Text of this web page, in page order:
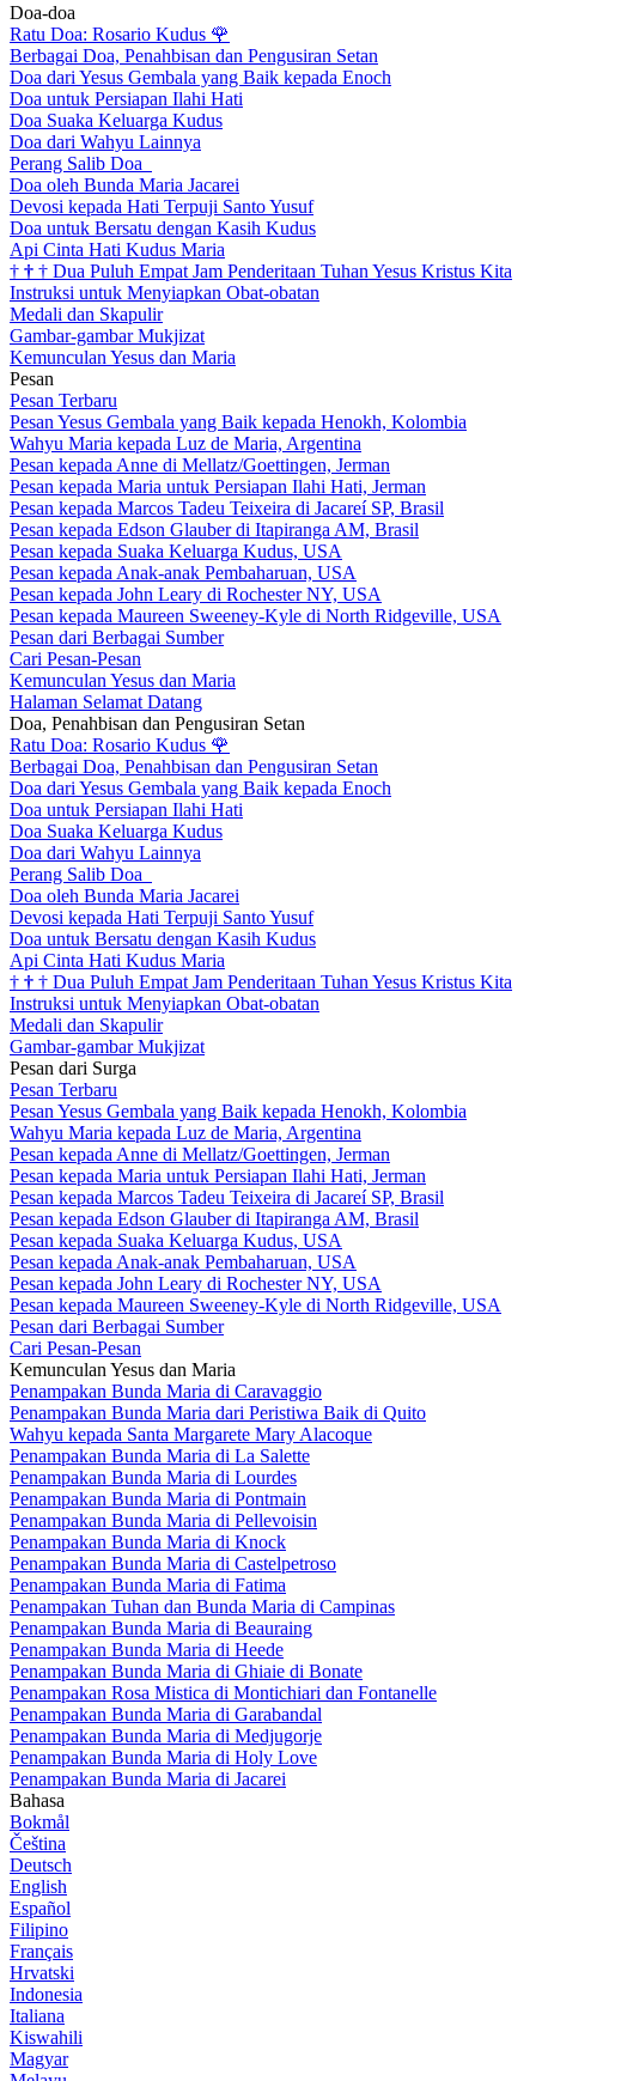
Doa-doa
Ratu Doa: Rosario Kudus 🌹
Berbagai Doa, Penahbisan dan Pengusiran Setan
Doa dari Yesus Gembala yang Baik kepada Enoch
Doa untuk Persiapan Ilahi Hati
Doa Suaka Keluarga Kudus
Doa dari Wahyu Lainnya
Perang Salib Doa
Doa oleh Bunda Maria Jacarei
Devosi kepada Hati Terpuji Santo Yusuf
Doa untuk Bersatu dengan Kasih Kudus
Api Cinta Hati Kudus Maria
† † † Dua Puluh Empat Jam Penderitaan Tuhan Yesus Kristus Kita
Instruksi untuk Menyiapkan Obat-obatan
Medali dan Skapulir
Gambar-gambar Mukjizat
Kemunculan Yesus dan Maria
Pesan
Pesan Terbaru
Pesan Yesus Gembala yang Baik kepada Henokh, Kolombia
Wahyu Maria kepada Luz de Maria, Argentina
Pesan kepada Anne di Mellatz/Goettingen, Jerman
Pesan kepada Maria untuk Persiapan Ilahi Hati, Jerman
Pesan kepada Marcos Tadeu Teixeira di Jacareí SP, Brasil
Pesan kepada Edson Glauber di Itapiranga AM, Brasil
Pesan kepada Suaka Keluarga Kudus, USA
Pesan kepada Anak-anak Pembaharuan, USA
Pesan kepada John Leary di Rochester NY, USA
Pesan kepada Maureen Sweeney-Kyle di North Ridgeville, USA
Pesan dari Berbagai Sumber
Cari Pesan-Pesan
Kemunculan Yesus dan Maria
Halaman Selamat Datang
Doa, Penahbisan dan Pengusiran Setan
Ratu Doa: Rosario Kudus 🌹
Berbagai Doa, Penahbisan dan Pengusiran Setan
Doa dari Yesus Gembala yang Baik kepada Enoch
Doa untuk Persiapan Ilahi Hati
Doa Suaka Keluarga Kudus
Doa dari Wahyu Lainnya
Perang Salib Doa
Doa oleh Bunda Maria Jacarei
Devosi kepada Hati Terpuji Santo Yusuf
Doa untuk Bersatu dengan Kasih Kudus
Api Cinta Hati Kudus Maria
† † † Dua Puluh Empat Jam Penderitaan Tuhan Yesus Kristus Kita
Instruksi untuk Menyiapkan Obat-obatan
Medali dan Skapulir
Gambar-gambar Mukjizat
Pesan dari Surga
Pesan Terbaru
Pesan Yesus Gembala yang Baik kepada Henokh, Kolombia
Wahyu Maria kepada Luz de Maria, Argentina
Pesan kepada Anne di Mellatz/Goettingen, Jerman
Pesan kepada Maria untuk Persiapan Ilahi Hati, Jerman
Pesan kepada Marcos Tadeu Teixeira di Jacareí SP, Brasil
Pesan kepada Edson Glauber di Itapiranga AM, Brasil
Pesan kepada Suaka Keluarga Kudus, USA
Pesan kepada Anak-anak Pembaharuan, USA
Pesan kepada John Leary di Rochester NY, USA
Pesan kepada Maureen Sweeney-Kyle di North Ridgeville, USA
Pesan dari Berbagai Sumber
Cari Pesan-Pesan
Kemunculan Yesus dan Maria
Penampakan Bunda Maria di Caravaggio
Penampakan Bunda Maria dari Peristiwa Baik di Quito
Wahyu kepada Santa Margarete Mary Alacoque
Penampakan Bunda Maria di La Salette
Penampakan Bunda Maria di Lourdes
Penampakan Bunda Maria di Pontmain
Penampakan Bunda Maria di Pellevoisin
Penampakan Bunda Maria di Knock
Penampakan Bunda Maria di Castelpetroso
Penampakan Bunda Maria di Fatima
Penampakan Tuhan dan Bunda Maria di Campinas
Penampakan Bunda Maria di Beauraing
Penampakan Bunda Maria di Heede
Penampakan Bunda Maria di Ghiaie di Bonate
Penampakan Rosa Mistica di Montichiari dan Fontanelle
Penampakan Bunda Maria di Garabandal
Penampakan Bunda Maria di Medjugorje
Penampakan Bunda Maria di Holy Love
Penampakan Bunda Maria di Jacarei
Bahasa
Bokmål
Čeština
Deutsch
English
Español
Filipino
Français
Hrvatski
Indonesia
Italiana
Kiswahili
Magyar